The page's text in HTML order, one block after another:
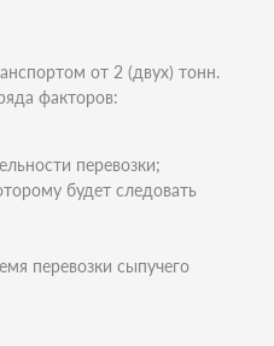
от 2 (двух) тонн.
факторов:
перевозки;
будет следовать
перевозки сыпучего